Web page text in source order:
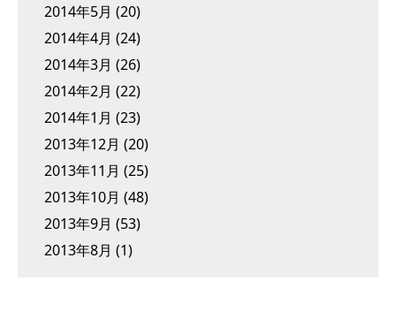
2014年5月 (20)
2014年4月 (24)
2014年3月 (26)
2014年2月 (22)
2014年1月 (23)
2013年12月 (20)
2013年11月 (25)
2013年10月 (48)
2013年9月 (53)
2013年8月 (1)